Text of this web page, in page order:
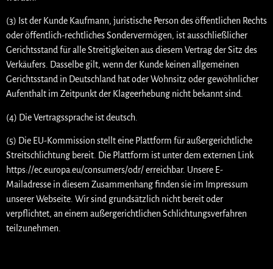
(3) Ist der Kunde Kaufmann, juristische Person des öffentlichen Rechts
oder öffentlich-rechtliches Sondervermögen, ist ausschließlicher
Gerichtsstand für alle Streitigkeiten aus diesem Vertrag der Sitz des
Verkäufers. Dasselbe gilt, wenn der Kunde keinen allgemeinen
Gerichtsstand in Deutschland hat oder Wohnsitz oder gewöhnlicher
Aufenthalt im Zeitpunkt der Klageerhebung nicht bekannt sind.
(4) Die Vertragssprache ist deutsch.
(5) Die EU-Kommission stellt eine Plattform für außergerichtliche
Streitschlichtung bereit. Die Plattform ist unter dem externen Link
https://ec.europa.eu/consumers/odr/ erreichbar. Unsere E-
Mailadresse in diesem Zusammenhang finden sie im Impressum
unserer Webseite. Wir sind grundsätzlich nicht bereit oder
verpflichtet, an einem außergerichtlichen Schlichtungsverfahren
teilzunehmen.